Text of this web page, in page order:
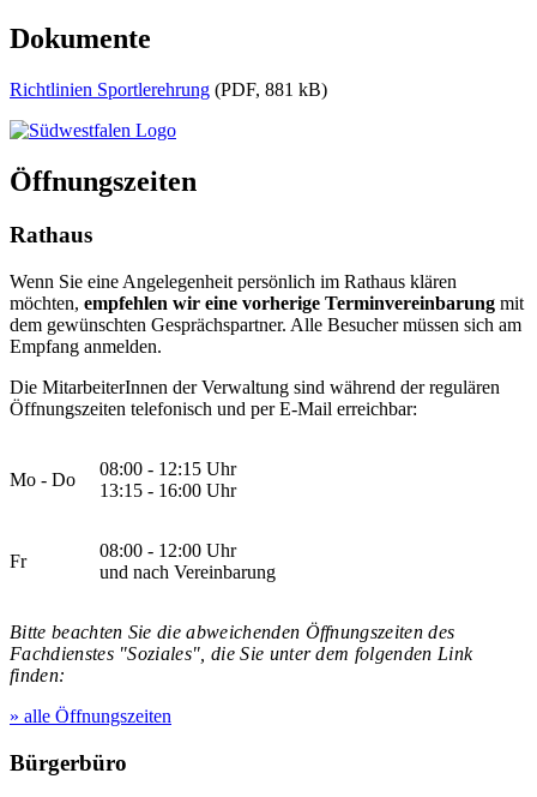
Dokumente
Richtlinien Sportlerehrung (PDF, 881 kB)
Öffnungszeiten
Rathaus
Wenn Sie eine Angelegenheit persönlich im Rathaus klären
möchten, empfehlen wir eine vorherige Terminvereinbarung mit
dem gewünschten Gesprächspartner. Alle Besucher müssen sich am
Empfang anmelden.
Die MitarbeiterInnen der Verwaltung sind während der regulären
Öffnungszeiten telefonisch und per E-Mail erreichbar:
Mo - Do
08:00 - 12:15 Uhr
13:15 - 16:00 Uhr
Fr
08:00 - 12:00 Uhr
und nach Vereinbarung
Bitte beachten Sie die abweichenden Öffnungszeiten des
Fachdienstes "Soziales", die Sie unter dem folgenden Link
finden:
» alle Öffnungszeiten
Bürgerbüro